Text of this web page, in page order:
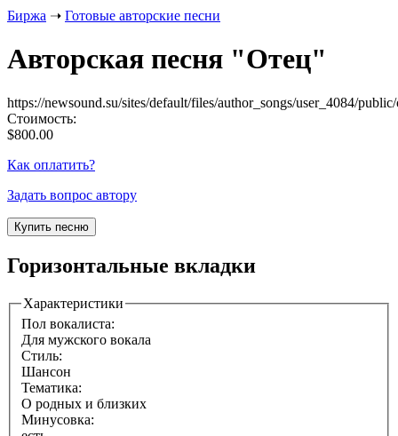
Биржа ➝ Готовые авторские песни
Авторская песня "Отец"
https://newsound.su/sites/default/files/author_songs/user_4084/
Стоимость:
$800.00
Как оплатить?
Задать вопрос автору
Горизонтальные вкладки
Характеристики
Пол вокалиста:
Для мужского вокала
Стиль:
Шансон
Тематика:
О родных и близких
Минусовка: